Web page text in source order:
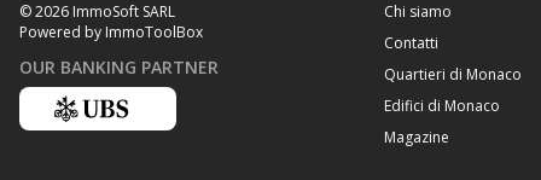
© 2026 ImmoSoft SARL
Powered by ImmoToolBox
OUR BANKING PARTNER
Chi siamo
Contatti
Quartieri di Monaco
Edifici di Monaco
Magazine